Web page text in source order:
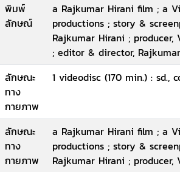
พิมพ์
ลักษณ์
a Rajkumar Hirani film ; a
productions ; story &
Rajkumar Hirani ; producer,
; editor & director,
ลักษณะ
ทาง
กายภาพ
1 videodisc (170 min.) : sd.,
ลักษณะ
ทาง
กายภาพ
a Rajkumar Hirani film ; a
productions ; story &
Rajkumar Hirani ; producer,